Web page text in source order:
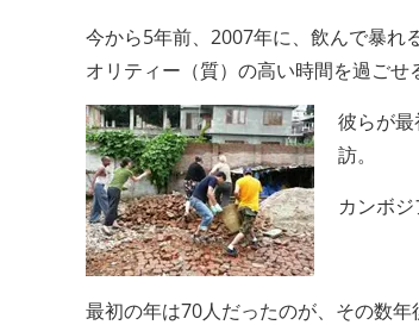
今から5年前、2007年に、飲んで暴れ
オリティー（質）の高い時間を過ごせ
彼らが
訪。
カンボ
最初の年は70人だったのが、その数